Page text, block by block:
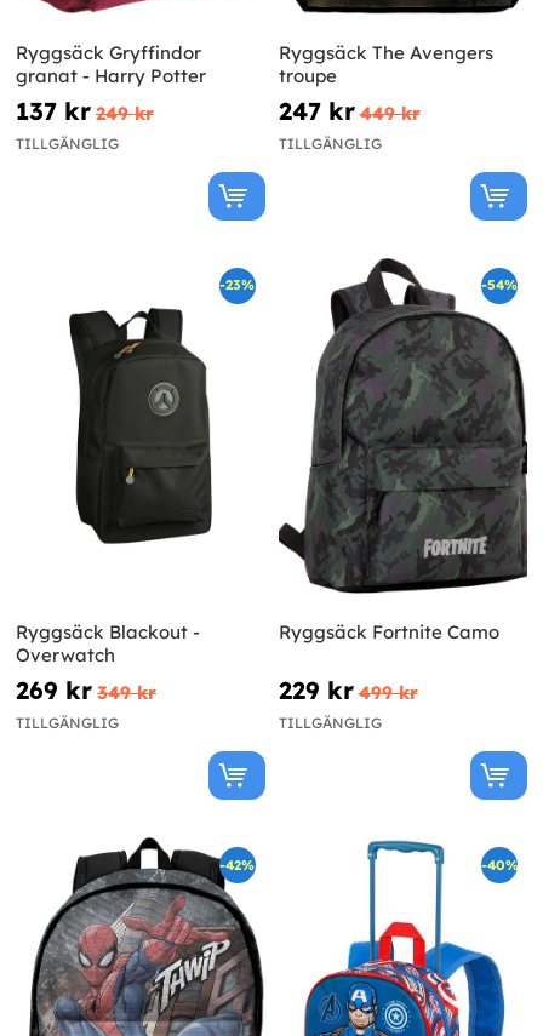
Ryggsäck Gryffindor
granat - Harry Potter
137 kr 249 kr
TILLGÄNGLIG
Ryggsäck The Avengers
troupe
247 kr 449 kr
TILLGÄNGLIG
-23%
Ryggsäck Blackout -
Overwatch
269 kr 349 kr
TILLGÄNGLIG
-54%
Ryggsäck Fortnite Camo
229 kr 499 kr
TILLGÄNGLIG
-42% -40%